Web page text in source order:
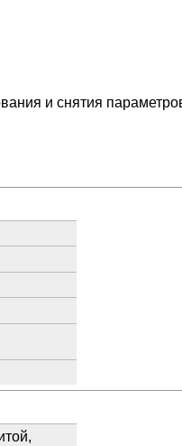
и снятия